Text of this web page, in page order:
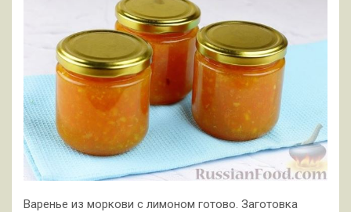
Варенье из моркови с лимоном готово. Заготовка